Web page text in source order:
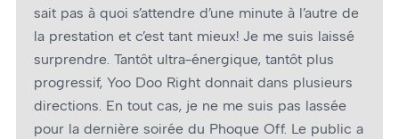
sait pas à quoi s’attendre d’une minute à l’autre de
la prestation et c’est tant mieux! Je me suis laissé
surprendre. Tantôt ultra-énergique, tantôt plus
progressif, Yoo Doo Right donnait dans plusieurs
directions. En tout cas, je ne me suis pas lassée
pour la dernière soirée du Phoque Off. Le public a